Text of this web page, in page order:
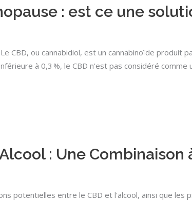
: est ce une
Le CBD, ou cannabidiol, est un cannabinoïde
à 0,3 %, le CBD n'est pas considéré comme
: Une
potentielles entre le CBD et l'alcool, ainsi que